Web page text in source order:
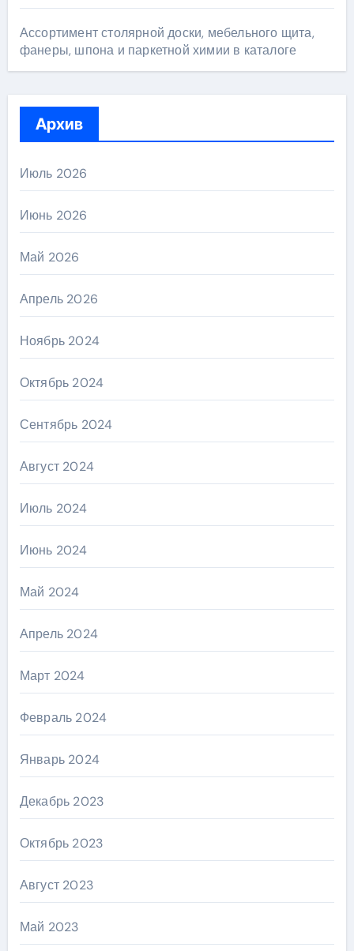
Ассортимент столярной доски, мебельного щита,
фанеры, шпона и паркетной химии в каталоге
Архив
Июль 2026
Июнь 2026
Май 2026
Апрель 2026
Ноябрь 2024
Октябрь 2024
Сентябрь 2024
Август 2024
Июль 2024
Июнь 2024
Май 2024
Апрель 2024
Март 2024
Февраль 2024
Январь 2024
Декабрь 2023
Октябрь 2023
Август 2023
Май 2023